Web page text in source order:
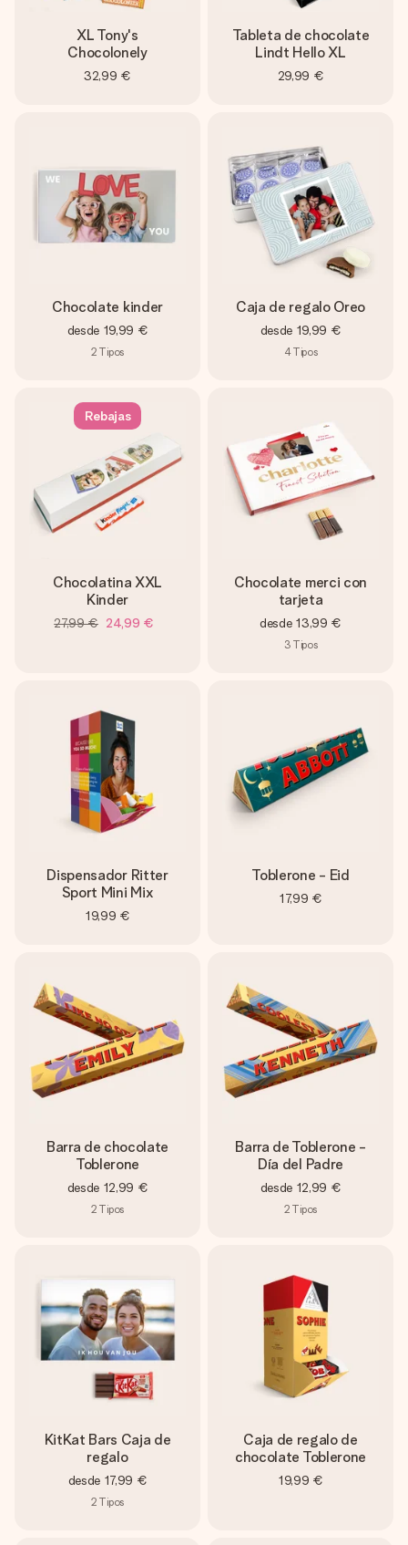
XL Tony's
Chocolonely
32,99 €
Tableta de chocolate
Lindt Hello XL
29,99 €
Chocolate kinder
desde 19,99 €
2 Tipos
Caja de regalo Oreo
desde 19,99 €
4Tipos
Rebajas
Chocolatina XXL
Kinder
27,99 € 24,99 €
Chocolate merci con
tarjeta
desde 13,99 €
3 Tipos
Dispensador Ritter
Sport Mini Mix
19,99 €
Toblerone - Eid
17,99 €
Barra de chocolate
Toblerone
desde 12,99 €
2 Tipos
Barra de Toblerone -
Día del Padre
desde 12,99 €
2 Tipos
KitKat Bars Caja de
regalo
desde 17,99 €
2 Tipos
Caja de regalo de
chocolate Toblerone
19,99 €